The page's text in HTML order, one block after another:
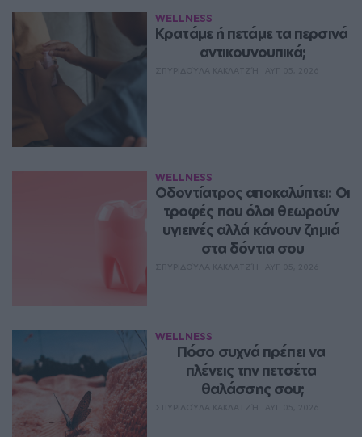
WELLNESS
Κρατάμε ή πετάμε τα περσινά
αντικουνουπικά;
WELLNESS
Οδοντίατρος αποκαλύπτει: Οι
τροφές που όλοι θεωρούν
υγιεινές αλλά κάνουν ζημιά
στα δόντια σου
WELLNESS
Πόσο συχνά πρέπει να
πλένεις την πετσέτα
θαλάσσης σου;